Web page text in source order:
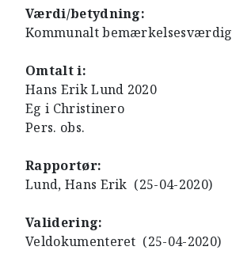
Værdi/betydning:
Kommunalt bemærkelsesværdig
Omtalt i:
Hans Erik Lund 2020
Eg i Christinero
Pers. obs.
Rapportør:
Lund, Hans Erik (25-04-2020)
Validering:
Veldokumenteret (25-04-2020)